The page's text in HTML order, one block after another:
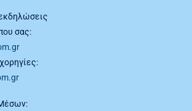
σας: